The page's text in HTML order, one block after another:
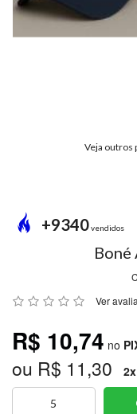
MODA
INVERNO
PREÇO
ÚNICO
PROMOÇÕES
MARCAS
Veja outros
+9340vendidos
Boné
Ver
R$ 10,74 no
ou R$ 11,30 2x